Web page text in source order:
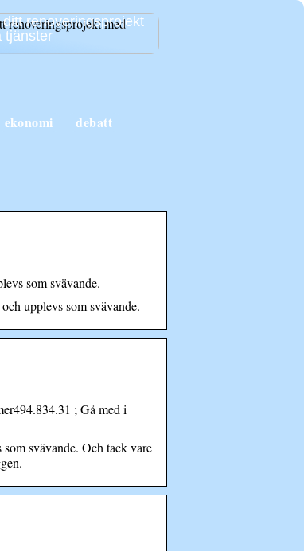
renoveringsprojekt
tjänster
ekonomi debatt
som svävande.
upplevs som svävande.
; Gå med i
svävande. Och tack vare